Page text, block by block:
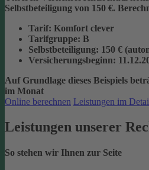
Selbstbeteiligung von 150 €.
Tarif: Komfort clever
Tarifgruppe: B
Selbstbeteiligung: 150 €
Versicherungsbeginn:
Auf Grundlage dieses Beispiels
im Monat
Online berechnen Leistungen im
Leistungen unserer
So stehen wir Ihnen zur Seite